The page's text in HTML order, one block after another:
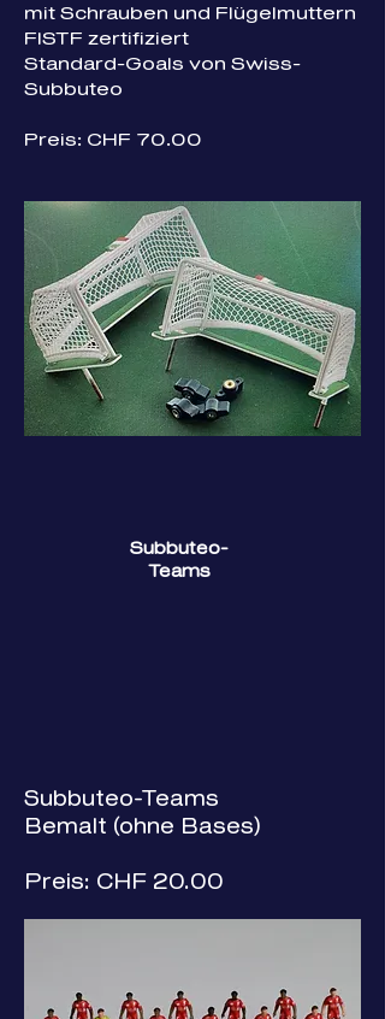
mit Schrauben und Flügelmuttern
FISTF zertifiziert
Standard-Goals von Swiss-
Subbuteo
Preis: CHF 70.00
Subbuteo-
Teams
Subbuteo-Teams
Bemalt (ohne Bases)
Preis: CHF 20.00